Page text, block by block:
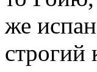
же
строгий